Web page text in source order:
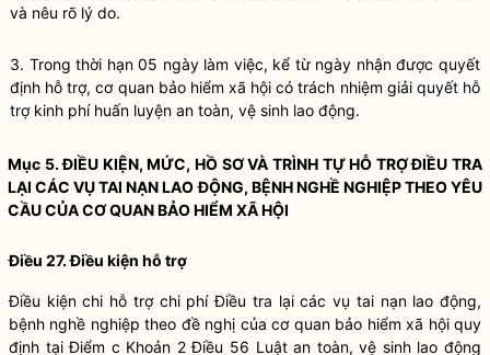
và nêu rõ lý do.
3. Trong thời hạn 05 ngày làm việc, kể từ ngày nhận được quyết
định hỗ trợ, cơ quan bảo hiểm xã hội có trách nhiệm giải quyết hỗ
trợkinh phí huấn luyện an toàn, vệ sinh lao động.
Mục 5. ĐIỀU KIỆN, MỨC, HỒ SƠ VÀ TRÌNH TỰ HỖ TRỢ ĐIỀU TRA
LẠI CÁC VỤ TAI NẠN LAO ĐỘNG, BỆNH NGHỀ NGHIỆP THEO YÊU
CẦU CỦA CƠ QUAN BẢO HIỂM XÃ HỘI
Điều 27. Điều kiện hỗ trợ
Điều kiện chi hỗ trợ chi phí Điều tra lại các vụ tai nạn lao động,
bệnh nghề nghiệp theo đề nghị của cơ quan bảo hiểm xã hội quy
định tạiĐiểm c Khoản 2 Điều 56 Luật an toàn, vệ sinh lao động